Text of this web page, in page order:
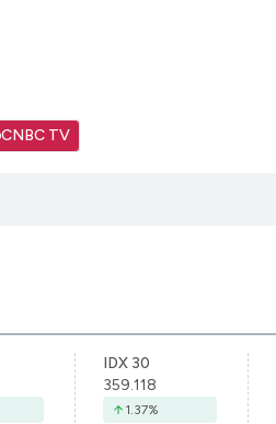
CNBC TV
IDX 30
359.118
1.37%